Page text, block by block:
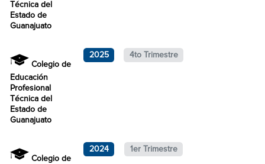
Técnica del
Estado de
Guanajuato
Colegio de
Educación
Profesional
Técnica del
Estado de
Guanajuato
2025 4to Trimestre
Colegio de
2024 1er Trimestre